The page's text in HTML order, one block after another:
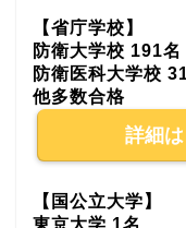
【省庁学校】
防衛大学校 191名
防衛医科大学校
他多数合格
詳細
【国公立大学】
東京大学 1名